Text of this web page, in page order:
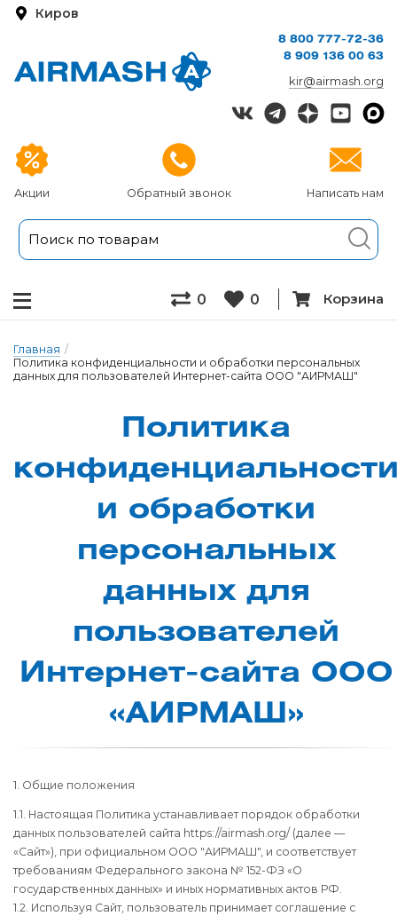
Киров
Акции Обратный звонок Написать нам
8 800 777-72-36
8 909 136 00 63
kir@airmash.org
0 0 Корзина
Главная /
Политика конфиденциальности и обработки персональных
данных для пользователей Интернет-сайта ООО "АИРМАШ"
По­ли­ти­ка
и об­ра­бот­ки
пер­со­наль­ных
дан­ных для
поль­зо­ва­те­лей
Ин­тер­нет-сай­та О­ОО
«А­ИР­МАШ»
1. Общие положения
1.1. Настоящая Политика устанавливает порядок обработки
данных пользователей сайта https://airmash.org/ (далее —
«Сайт»), при официальном ООО "АИРМАШ", и соответствует
требованиям Федерального закона № 152-ФЗ «О
государственных данных» и иных нормативных актов РФ.
1.2. Используя Сайт, пользователь принимает соглашение с